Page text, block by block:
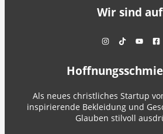
Wir sind
Als neues christliches Startup
inspirierende Bekleidung und
Glauben stilvoll